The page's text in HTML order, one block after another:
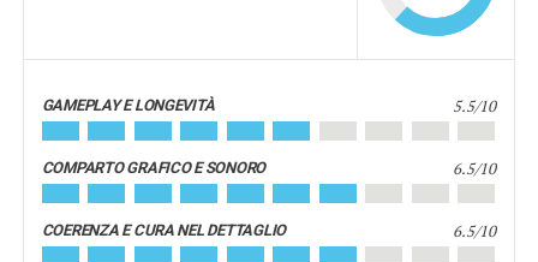
GAMEPLAY E LONGEVITÀ 5.5/10
COMPARTO GRAFICO E SONORO 6.5/10
COERENZA E CURA NEL DETTAGLIO 6.5/10